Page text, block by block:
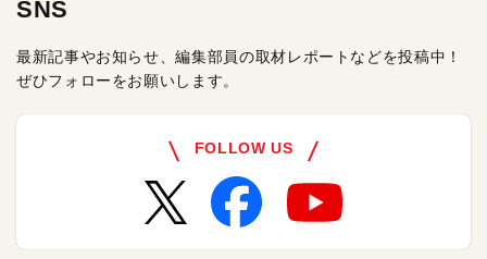
SNS
最新記事やお知らせ、編集部員の取材レポートなどを投稿中！
ぜひフォローをお願いします。
FOLLOW US